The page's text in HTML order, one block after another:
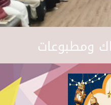
ومطبوعات